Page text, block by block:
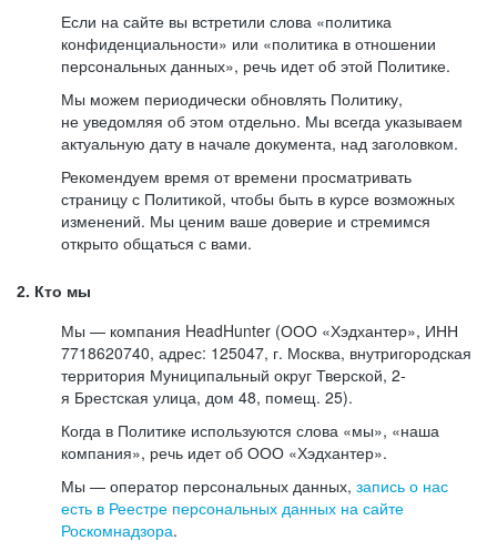
Если на сайте вы встретили слова «политика
конфиденциальности» или «политика в отношении
персональных данных», речь идет об этой Политике.
Мы можем периодически обновлять Политику,
не уведомляя об этом отдельно. Мы всегда указываем
актуальную дату в начале документа, над заголовком.
Рекомендуем время от времени просматривать
страницу с Политикой, чтобы быть в курсе возможных
изменений. Мы ценим ваше доверие и стремимся
открыто общаться с вами.
2. Кто мы
Мы — компания HeadHunter (ООО «Хэдхантер», ИНН
7718620740, адрес: 125047, г. Москва, внутригородская
территория Муниципальный округ Тверской, 2-
я Брестская улица, дом 48, помещ. 25).
Когда в Политике используются слова «мы», «наша
компания», речь идет об ООО «Хэдхантер».
Мы — оператор персональных данных, запись о нас
есть в Реестре персональных данных на сайте
Роскомнадзора.